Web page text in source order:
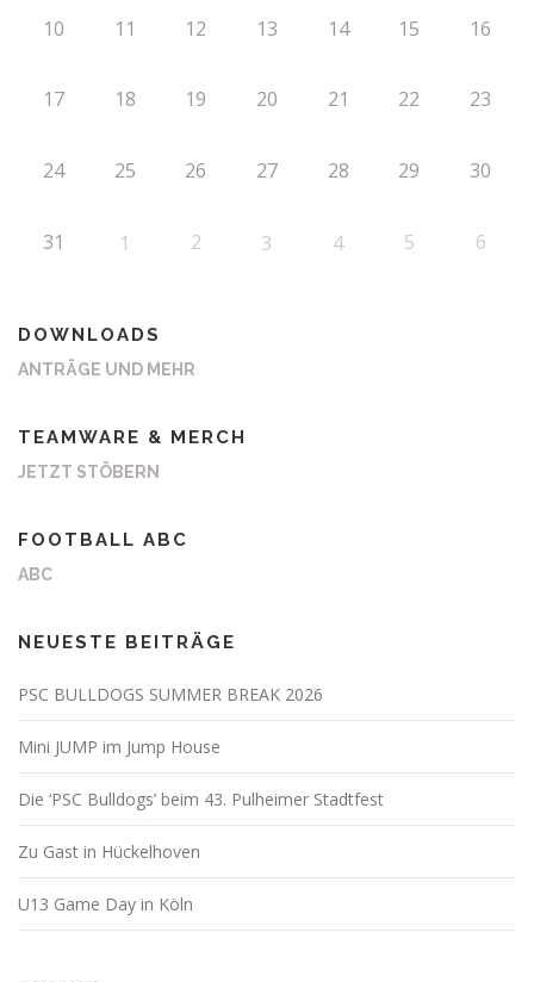
10 11 12 13 14 15 16
17 18 19 20 21 22 23
24 25 26 27 28 29 30
31 1 2 3 4 5 6
DOWNLOADS
ANTRÄGE UND MEHR
TEAMWARE & MERCH
JETZT STÖBERN
FOOTBALL ABC
ABC
NEUESTE BEITRÄGE
PSC BULLDOGS SUMMER BREAK 2026
Mini JUMP im Jump House
Die ‘PSC Bulldogs’ beim 43. Pulheimer Stadtfest
Zu Gast in Hückelhoven
U13 Game Day in Köln